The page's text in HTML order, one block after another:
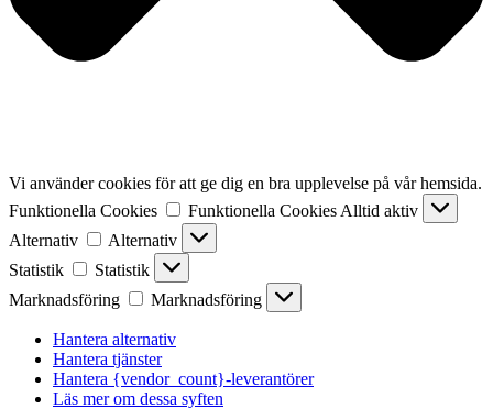
Vi använder cookies för att ge dig en bra upplevelse på vår hemsida.
Funktionella Cookies
Funktionella Cookies Alltid aktiv
Alternativ
Alternativ
Statistik
Statistik
Marknadsföring
Marknadsföring
Hantera alternativ
Hantera tjänster
Hantera {vendor_count}-leverantörer
Läs mer om dessa syften